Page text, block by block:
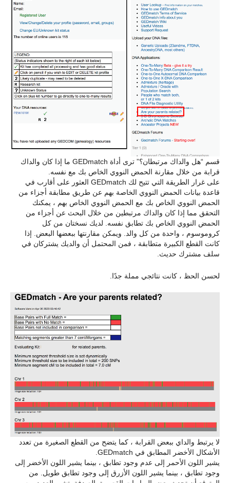
قسم “هل والداك مرتبطان؟” ترى أداة GEDmatch ما إذا كان والداك
قرابة من خلال مقارنة الحمض النووي الخاص بك مع نفسه.
على غرار الطريقة التي تتيح لك GEDmatch العثور على أقارب في
قاعدة بيانات الحمض النووي الخاصة بهم عن طريق مطابقة أجزاء من
الحمض النووي الخاص بك مع الحمض النووي الخاص بهم ، يمكنك
التحقق مما إذا كان والداك مرتبطين من خلال البحث عن أجزاء من
الحمض النووي الخاص بك تطابق نفسه. لديك نسختان من كل
كروموسوم ، واحدة من كل والد. ويمكن مقارنتها ببعضها البعض. إذا
كانت القطع الكبيرة متطابقة ، فمن المحتمل أن والديك يشتركان في
سلف مشترك حديث.
لحسن الحظ ، كانت نتائجي مملة جدًا.
لا يرتبط والداي ببعض القرابة ، كما يتضح من القطع الصغيرة من تعدد
الأشكال الأخضر المطابق في GEDmatch.
يشير اللون الأحمر إلى عدم وجود تطابق ، بينما يشير اللون الأخضر إلى
وجود تطابق ، بينما يشير اللون الأزرق إلى وجود تطابق طويل. من